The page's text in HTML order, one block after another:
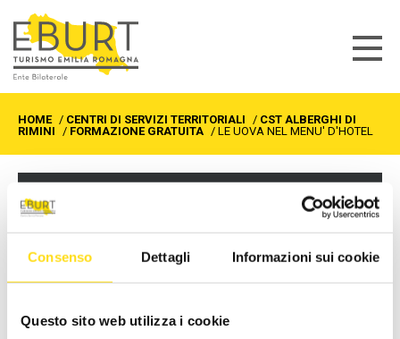
Consenso Dettagli Informazioni sui cookie
Questo sito web utilizza i cookie
HOME / CENTRI DI SERVIZI TERRITORIALI / CST ALBERGHI DI
RIMINI / FORMAZIONE GRATUITA / LE UOVA NEL MENU' D'HOTEL
Sportelli informativi